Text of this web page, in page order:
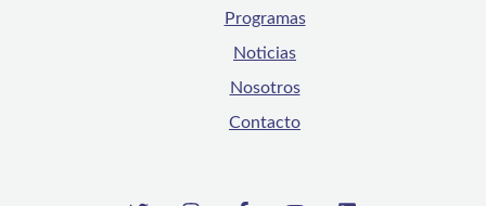
Programas
Noticias
Nosotros
Contacto